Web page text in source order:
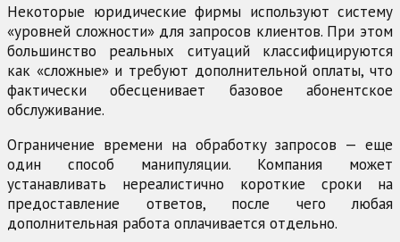
Некоторые юридические фирмы используют систему
«уровней сложности» для запросов клиентов. При этом
большинство реальных ситуаций классифицируются
как «сложные» и требуют дополнительной оплаты, что
фактически обесценивает базовое абонентское
обслуживание.
Ограничение времени на обработку запросов — еще
один способ манипуляции. Компания может
устанавливать нереалистично короткие сроки на
предоставление ответов, после чего любая
дополнительная работа оплачивается отдельно.